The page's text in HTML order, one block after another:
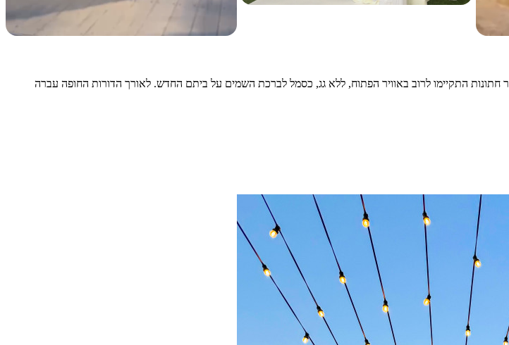
התקיימו לרוב באוויר הפתוח, ללא גג, כסמל לברכת השמים על ביתם החדש. לאורך הדורות החופה עברה